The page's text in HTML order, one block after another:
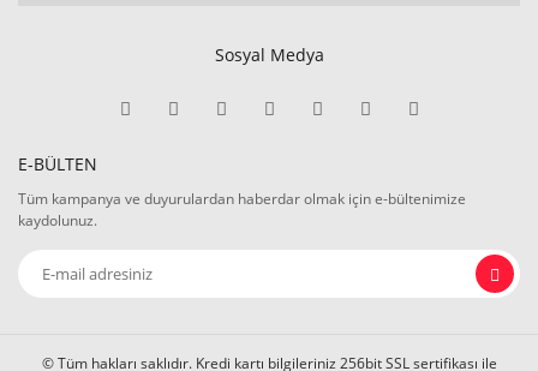
Sosyal Medya
E-BÜLTEN
Tüm kampanya ve duyurulardan haberdar olmak için e-bültenimize
kaydolunuz.
© Tüm hakları saklıdır. Kredi kartı bilgileriniz 256bit SSL sertifikası ile